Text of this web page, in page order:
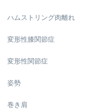
ハムストリング肉離れ
変形性膝関節症
変形性関節症
姿勢
巻き肩